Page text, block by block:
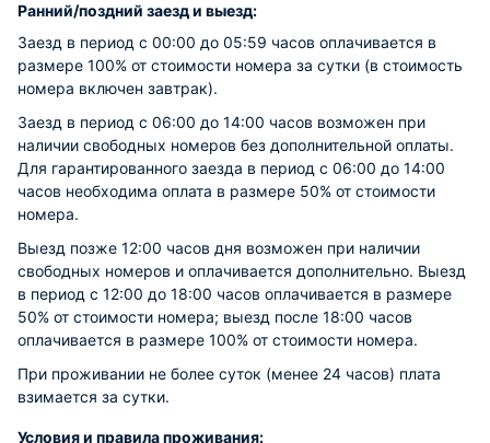
Ранний/поздний заезд и выезд:
Заезд в период с 00:00 до 05:59 часов оплачивается в
размере 100% от стоимости номера за сутки (в стоимость
номера включен завтрак).
Заезд в период с 06:00 до 14:00 часов возможен при
наличии свободных номеров без дополнительной оплаты.
Для гарантированного заезда в период с 06:00 до 14:00
часов необходима оплата в размере 50% от стоимости
номера.
Выезд позже 12:00 часов дня возможен при наличии
свободных номеров и оплачивается дополнительно. Выезд
в период с 12:00 до 18:00 часов оплачивается в размере
50% от стоимости номера; выезд после 18:00 часов
оплачивается в размере 100% от стоимости номера.
При проживании не более суток (менее 24 часов) плата
взимается за сутки.
Условия и правила проживания: